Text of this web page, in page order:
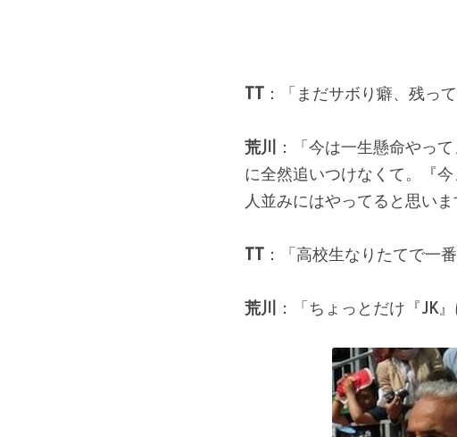
TT ：「まだサボり癖、残っ
荒川 ：「今は一生懸命やっ
に全然追いつけなくて。『
人並みにはやってると思いま
TT ：「高校生なりたてで一
荒川 ：「ちょっとだけ『JK